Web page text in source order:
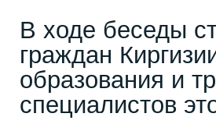
В ходе беседы
граждан
образования и
специалистов